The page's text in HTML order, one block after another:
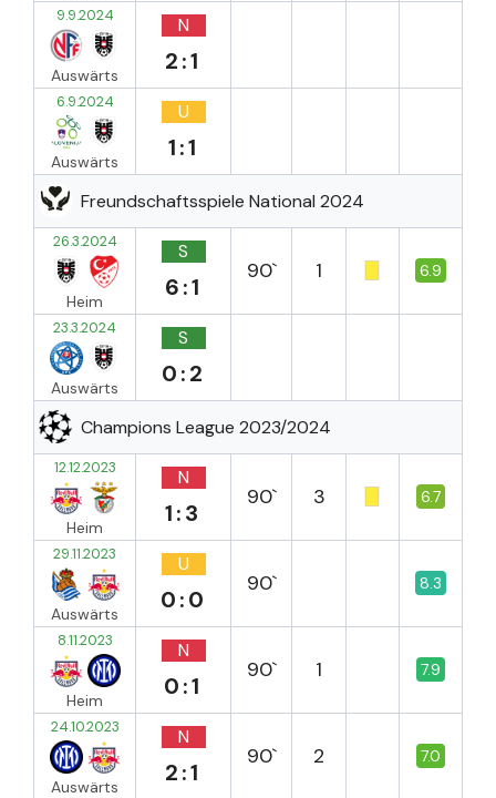
9.9.2024
Auswärts
N
2:1
6.9.2024
Auswärts
U
1:1
Freundschaftsspiele National 2024
26.3.2024
Heim
S
6:1
90` 1 6.9
23.3.2024
Auswärts
S
0:2
Champions League 2023/2024
12.12.2023
Heim
N
1:3
90` 3 6.7
29.11.2023
Auswärts
U
0:0
90` 8.3
8.11.2023
Heim
N
0:1
90` 1 7.9
24.10.2023
Auswärts
N
2:1
90` 2 7.0